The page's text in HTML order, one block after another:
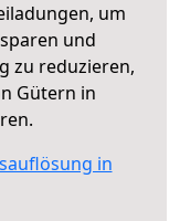
um
und
zu reduzieren,
Gütern in
in